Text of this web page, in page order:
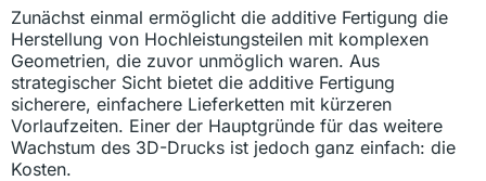
Zunächst einmal ermöglicht die additive Fertigung die
Herstellung von Hochleistungsteilen mit komplexen
Geometrien, die zuvor unmöglich waren. Aus
strategischer Sicht bietet die additive Fertigung
sicherere, einfachere Lieferketten mit kürzeren
Vorlaufzeiten. Einer der Hauptgründe für das weitere
Wachstum des 3D-Drucks ist jedoch ganz einfach: die
Kosten.